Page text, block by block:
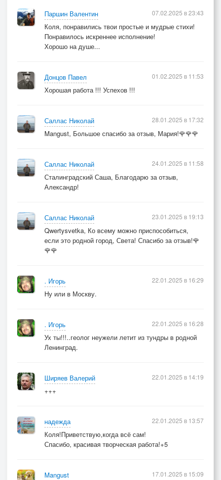
Паршин Валентин
Коля, понравились твои простые и мудрые стихи!
Понравилось искреннее исполнение!
Хорошо на душе...
07.02.2025 в 23:43
Донцов Павел
Хорошая работа !!! Успехов !!!
01.02.2025 в 11:53
Саллас Николай
Mangust, Большое спасибо за отзыв, Мария!🌹🌹🌹
28.01.2025 в 17:32
Саллас Николай
Сталинградский Саша, Благодарю за отзыв,
Александр!
24.01.2025 в 11:58
Саллас Николай
Qwertysvetka, Ко всему можно приспособиться,
если это родной город, Света! Спасибо за отзыв!🌹
🌹🌹
23.01.2025 в 19:13
. Игорь
Ну или в Москву.
22.01.2025 в 16:29
. Игорь
Ух ты!!!..геолог неужели летит из тундры в родной
Ленинград.
22.01.2025 в 16:28
Ширяев Валерий
+++
22.01.2025 в 14:19
надежда
Коля!Приветствую,когда всё сам!
Спасибо, красивая творческая работа!+5
22.01.2025 в 13:57
Mangust
17.01.2025 в 15:09